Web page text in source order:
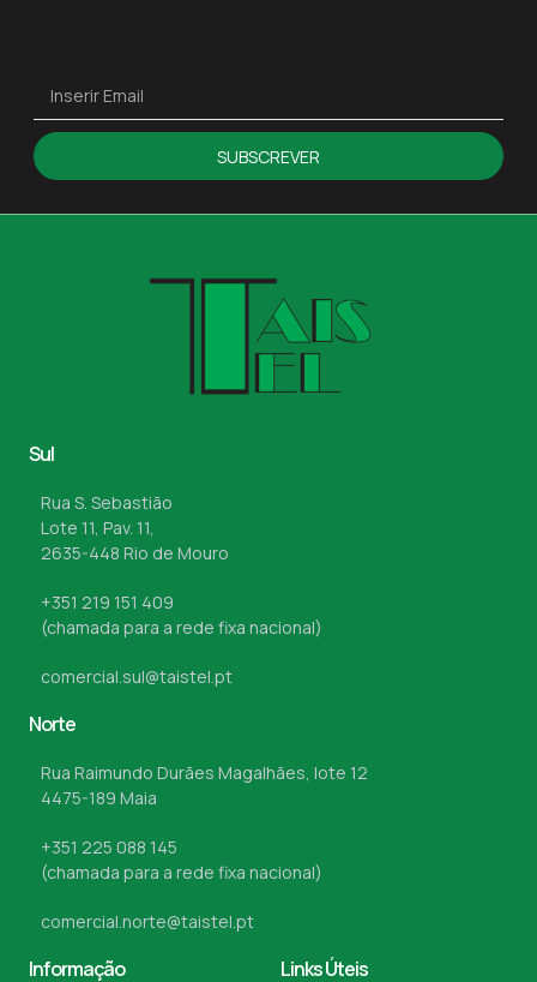
SUBSCREVER
Sul
Rua S. Sebastião
Lote 11, Pav. 11,
2635-448 Rio de Mouro
+351 219 151 409
(chamada para a rede fixa nacional)
comercial.sul@taistel.pt
Norte
Rua Raimundo Durães Magalhães, lote 12
4475-189 Maia
+351 225 088 145
(chamada para a rede fixa nacional)
comercial.norte@taistel.pt
Informação Links Úteis